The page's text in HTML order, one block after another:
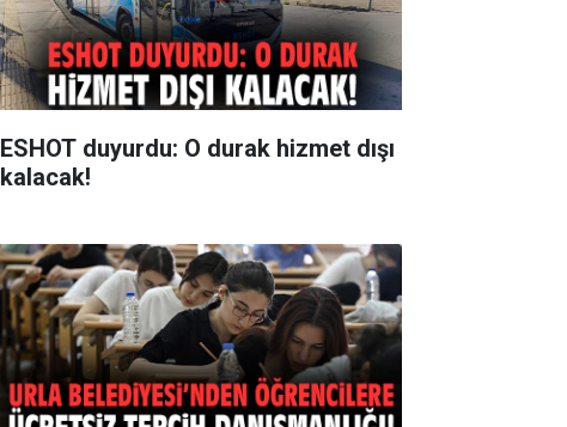
ESHOT duyurdu: O durak hizmet dışı
kalacak!